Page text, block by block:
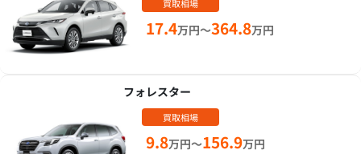
買取相場
17.4万円～364.8万円
フォレスター
買取相場
9.8万円～156.9万円